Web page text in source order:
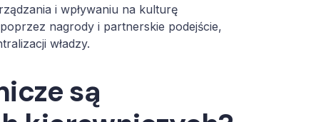
i wpływaniu na kulturę
nagrody i partnerskie podejście,
władzy.
są